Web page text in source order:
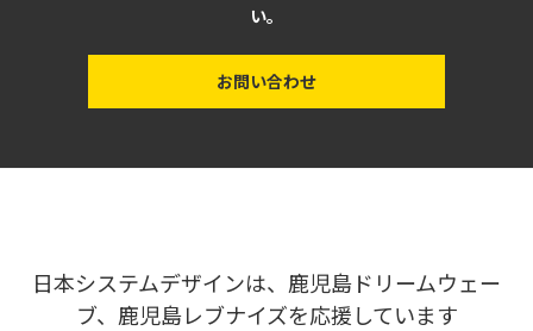
い。
お問い合わせ
日本システムデザインは、鹿児島ドリームウェー
ブ、鹿児島レブナイズを応援しています